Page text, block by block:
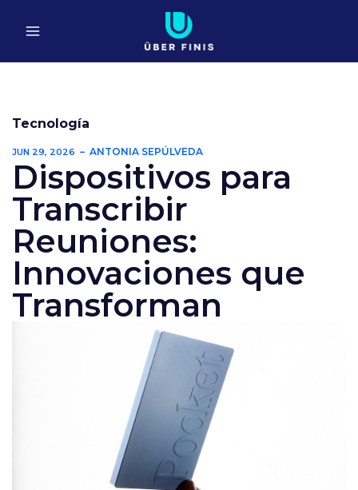
Tecnología
JUN 29, 2026 ANTONIA SEPÚLVEDA
Dispositivos para
Transcribir
Reuniones:
Innovaciones que
Transforman